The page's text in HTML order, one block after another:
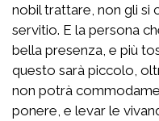
nobil trattare, non gli si
servitio. E la persona
bella presenza, e più
questo sarà piccolo,
non potrà
ponere, e levar le